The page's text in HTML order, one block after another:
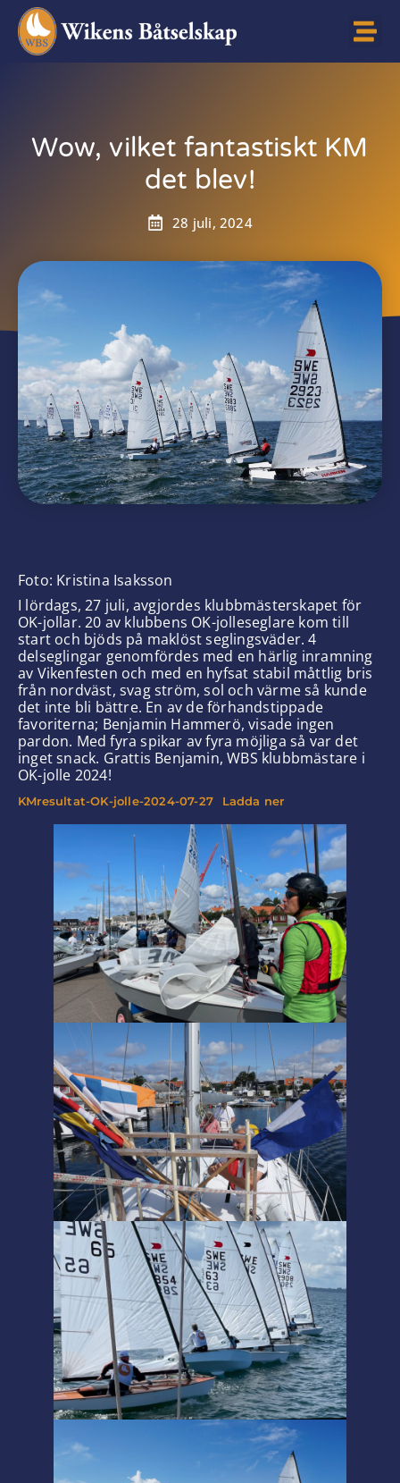
Wow, vilket fantastiskt KM
det blev!
28 juli, 2024
Foto: Kristina Isaksson
I lördags, 27 juli, avgjordes klubbmästerskapet för
OK-jollar. 20 av klubbens OK-jolleseglare kom till
start och bjöds på maklöst seglingsväder. 4
delseglingar genomfördes med en härlig inramning
av Vikenfesten och med en hyfsat stabil måttlig bris
från nordväst, svag ström, sol och värme så kunde
det inte bli bättre. En av de förhandstippade
favoriterna; Benjamin Hammerö, visade ingen
pardon. Med fyra spikar av fyra möjliga så var det
inget snack. Grattis Benjamin, WBS klubbmästare i
OK-jolle 2024!
KMresultat-OK-jolle-2024-07-27 Ladda ner